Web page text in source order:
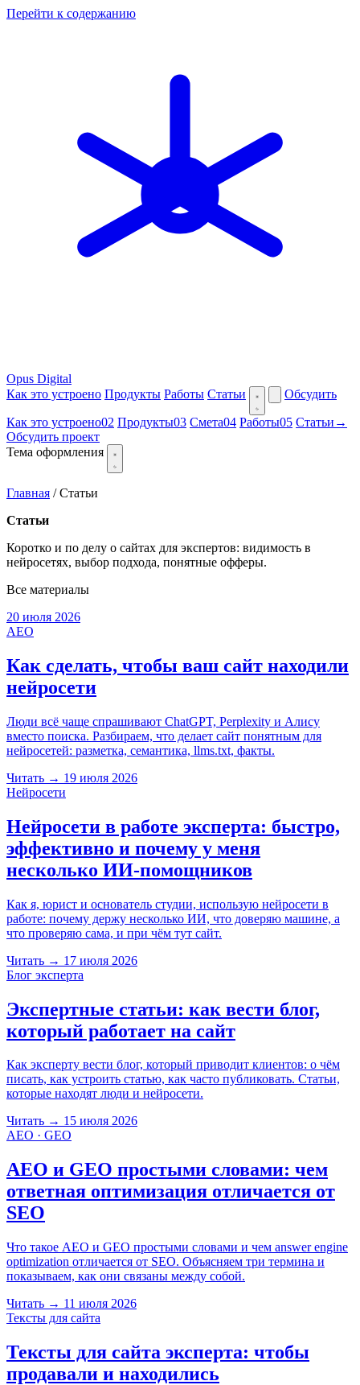
Перейти к содержанию
Opus Digital
Как это устроено Продукты Работы Статьи Обсудить
Как это устроено02 Продукты03 Смета04 Работы05 Статьи →
Обсудить проект
Тема оформления
Главная / Статьи
Статьи
Коротко и по делу о сайтах для экспертов: видимость в
нейросетях, выбор подхода, понятные офферы.
Все материалы
20 июля 2026
AEO
Как сделать, чтобы ваш сайт находили
нейросети
Люди всё чаще спрашивают ChatGPT, Perplexity и Алису
вместо поиска. Разбираем, что делает сайт понятным для
нейросетей: разметка, семантика, llms.txt, факты.
Читать → 19 июля 2026
Нейросети
Нейросети в работе эксперта: быстро,
эффективно и почему у меня
несколько ИИ-помощников
Как я, юрист и основатель студии, использую нейросети в
работе: почему держу несколько ИИ, что доверяю машине, а
что проверяю сама, и при чём тут сайт.
Читать → 17 июля 2026
Блог эксперта
Экспертные статьи: как вести блог,
который работает на сайт
Как эксперту вести блог, который приводит клиентов: о чём
писать, как устроить статью, как часто публиковать. Статьи,
которые находят люди и нейросети.
Читать → 15 июля 2026
AEO · GEO
AEO и GEO простыми словами: чем
ответная оптимизация отличается от
SEO
Что такое AEO и GEO простыми словами и чем answer engine
optimization отличается от SEO. Объясняем три термина и
показываем, как они связаны между собой.
Читать → 11 июля 2026
Тексты для сайта
Тексты для сайта эксперта: чтобы
продавали и находились